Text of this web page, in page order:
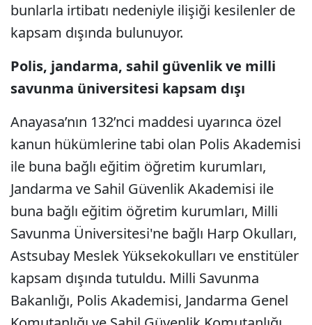
bunlarla irtibatı nedeniyle ilişiği kesilenler de
kapsam dışında bulunuyor.
Polis, jandarma, sahil güvenlik ve milli
savunma üniversitesi kapsam dışı
Anayasa’nın 132’nci maddesi uyarınca özel
kanun hükümlerine tabi olan Polis Akademisi
ile buna bağlı eğitim öğretim kurumları,
Jandarma ve Sahil Güvenlik Akademisi ile
buna bağlı eğitim öğretim kurumları, Milli
Savunma Üniversitesi'ne bağlı Harp Okulları,
Astsubay Meslek Yüksekokulları ve enstitüler
kapsam dışında tutuldu. Milli Savunma
Bakanlığı, Polis Akademisi, Jandarma Genel